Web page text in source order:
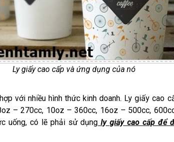
Ly giấy cao cấp và ứng dụng của nó
với nhiều hình thức kinh doanh. Ly giấy cao
– 270cc, 10oz – 360cc, 16oz – 500cc,
uống, có lẽ phải sử dụng ly giấy cao cấp để